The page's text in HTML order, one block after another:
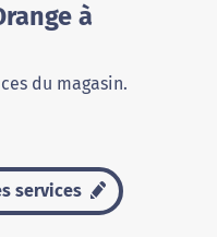
à
du magasin.
services